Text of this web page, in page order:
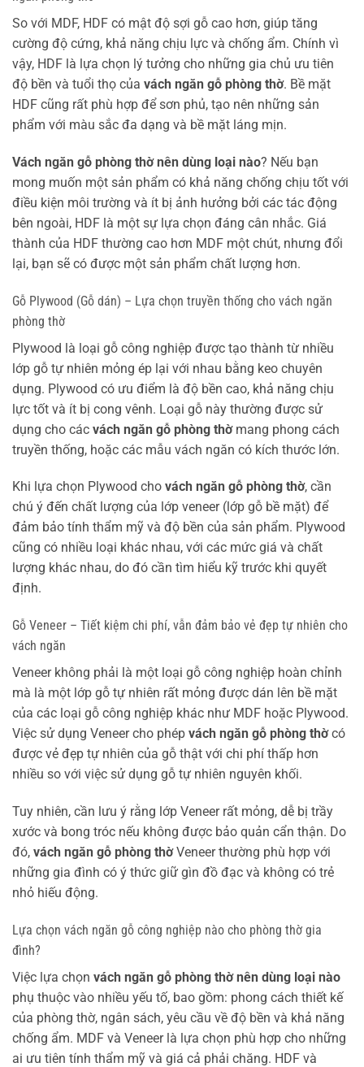
So với MDF, HDF có mật độ sợi gỗ cao hơn, giúp tăng
cường độ cứng, khả năng chịu lực và chống ẩm. Chính vì
vậy, HDF là lựa chọn lý tưởng cho những gia chủ ưu tiên
độ bền và tuổi thọ của vách ngăn gỗ phòng thờ. Bề mặt
HDF cũng rất phù hợp để sơn phủ, tạo nên những sản
phẩm với màu sắc đa dạng và bề mặt láng mịn.
Vách ngăn gỗ phòng thờ nên dùng loại nào? Nếu bạn
mong muốn một sản phẩm có khả năng chống chịu tốt với
điều kiện môi trường và ít bị ảnh hưởng bởi các tác động
bên ngoài, HDF là một sự lựa chọn đáng cân nhắc. Giá
thành của HDF thường cao hơn MDF một chút, nhưng đổi
lại, bạn sẽ có được một sản phẩm chất lượng hơn.
Gỗ Plywood (Gỗ dán) – Lựa chọn truyền thống cho vách ngăn
phòng thờ
Plywood là loại gỗ công nghiệp được tạo thành từ nhiều
lớp gỗ tự nhiên mỏng ép lại với nhau bằng keo chuyên
dụng. Plywood có ưu điểm là độ bền cao, khả năng chịu
lực tốt và ít bị cong vênh. Loại gỗ này thường được sử
dụng cho các vách ngăn gỗ phòng thờmang phong cách
truyền thống, hoặc các mẫu vách ngăn có kích thước lớn.
Khi lựa chọn Plywood cho vách ngăn gỗ phòng thờ, cần
chú ý đến chất lượng của lớp veneer (lớp gỗ bề mặt) để
đảm bảo tính thẩm mỹ và độ bền của sản phẩm. Plywood
cũng có nhiều loại khác nhau, với các mức giá và chất
lượng khác nhau, do đó cần tìm hiểu kỹ trước khi quyết
định.
Gỗ Veneer – Tiết kiệm chi phí, vẫn đảm bảo vẻ đẹp tự nhiên cho
vách ngăn
Veneer không phải là một loại gỗ công nghiệp hoàn chỉnh
mà là một lớp gỗ tự nhiên rất mỏng được dán lên bề mặt
của các loại gỗ công nghiệp khác như MDF hoặc Plywood.
Việc sử dụng Veneer cho phép vách ngăn gỗ phòng thờcó
được vẻ đẹp tự nhiên của gỗ thật với chi phí thấp hơn
nhiều so với việc sử dụng gỗ tự nhiên nguyên khối.
Tuy nhiên, cần lưu ý rằng lớp Veneer rất mỏng, dễ bị trầy
xước và bong tróc nếu không được bảo quản cẩn thận. Do
đó, vách ngăn gỗ phòng thờVeneer thường phù hợp với
những gia đình có ý thức giữ gìn đồ đạc và không có trẻ
nhỏ hiếu động.
Lựa chọn vách ngăn gỗ công nghiệp nào cho phòng thờ gia
đình?
Việc lựa chọn vách ngăn gỗ phòng thờ nên dùng loại nào
phụ thuộc vào nhiều yếu tố, bao gồm: phong cách thiết kế
của phòng thờ, ngân sách, yêu cầu về độ bền và khả năng
chống ẩm. MDF và Veneer là lựa chọn phù hợp cho những
ai ưu tiên tính thẩm mỹ và giá cả phải chăng. HDF và